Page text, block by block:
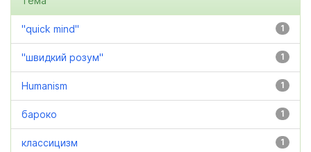
1
"quick mind"
1
"швидкий розум"
1
Humanism
1
бароко
1
классицизм